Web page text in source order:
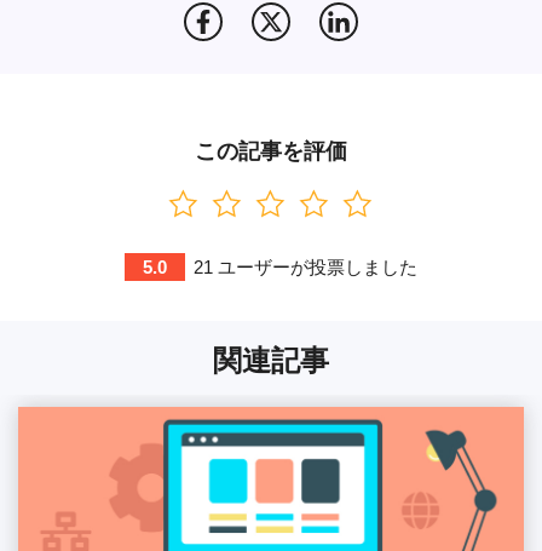
この記事を評価
5.0 21 ユーザーが投票しました
関連記事